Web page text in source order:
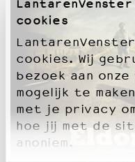
cookies
cookies. Wij
bezoek aan
mogelijk te
met je privacy
hoe jij met de
anoniem.
Culturele boycot Israël
Ruimte voor artistieke